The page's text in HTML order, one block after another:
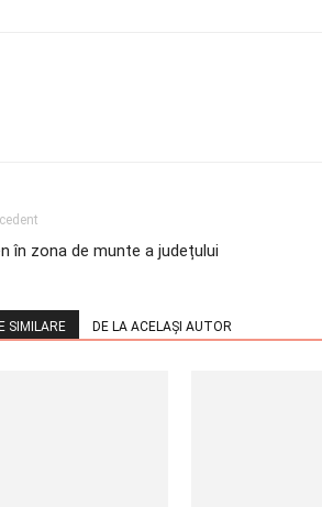
în zona de munte a județului
SIMILARE DE LA ACELAȘI AUTOR